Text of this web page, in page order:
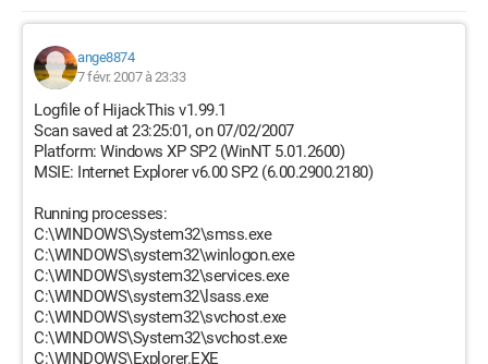
ange8874
7 févr. 2007 à 23:33
Logfile of HijackThis v1.99.1
Scan saved at 23:25:01, on 07/02/2007
Platform: Windows XP SP2 (WinNT 5.01.2600)
MSIE: Internet Explorer v6.00 SP2 (6.00.2900.2180)
Running processes:
C:\WINDOWS\System32\smss.exe
C:\WINDOWS\system32\winlogon.exe
C:\WINDOWS\system32\services.exe
C:\WINDOWS\system32\lsass.exe
C:\WINDOWS\system32\svchost.exe
C:\WINDOWS\System32\svchost.exe
C:\WINDOWS\Explorer.EXE